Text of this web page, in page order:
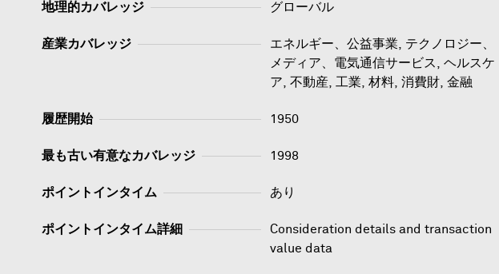
地理的カバレッジ グローバル
産業カバレッジ
エネルギー、公益事業, テクノロジー、
メディア、電気通信サービス, ヘルスケ
ア, 不動産, 工業, 材料, 消費財, 金融
履歴開始 1950
最も古い有意なカバレッジ 1998
ポイントインタイム あり
ポイントインタイム詳細
Consideration details and transaction
value data